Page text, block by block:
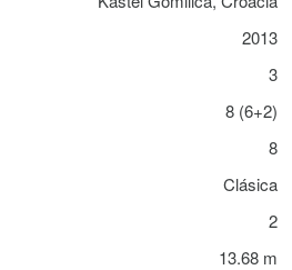
2013
3
8 (6+2)
8
Clásica
2
13.68 m